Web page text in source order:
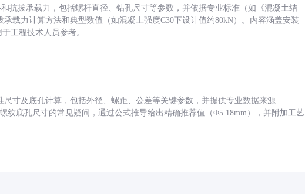
抗拔承载力，包括螺杆直径、钻孔尺寸等参数，并依据专业标准（如《混凝土结
承载力计算方法和典型数值（如混凝土强度C30下设计值约80kN）。内容涵盖安装
工程技术人员参考。
尺寸及底孔计算，包括外径、螺距、公差等关键参数，并提供专业数据来源
螺纹底孔尺寸的常见疑问，通过公式推导给出精确推荐值（Φ5.18mm），并附加工艺